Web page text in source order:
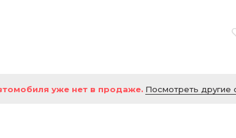
уже нет в продаже. Посмотреть другие